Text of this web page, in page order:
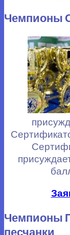
Чемпионы
Чемпионы
песчанки